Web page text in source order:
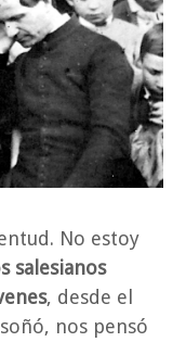
No estoy
salesianos
, desde el
nos pensó